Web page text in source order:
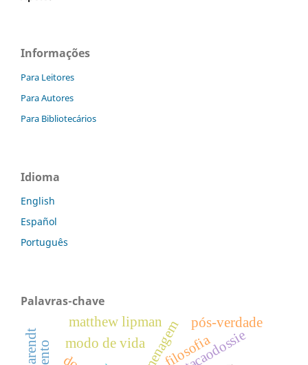
Informações
Para Leitores
Para Autores
Para Bibliotecários
Idioma
English
Español
Português
Palavras-chave
filosofia
modo de vida
matthew lipman pós-verdade